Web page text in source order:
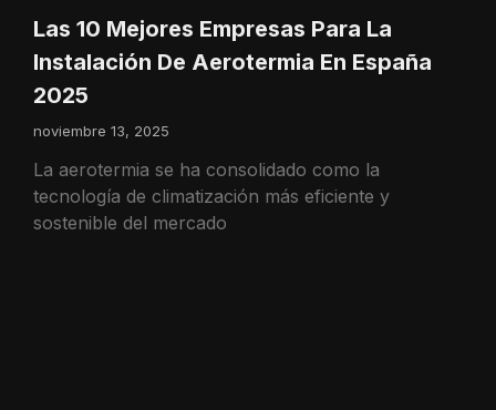
Las 10 Mejores Empresas Para La
Instalación De Aerotermia En España
2025
noviembre 13, 2025
La aerotermia se ha consolidado como la
tecnología de climatización más eficiente y
sostenible del mercado